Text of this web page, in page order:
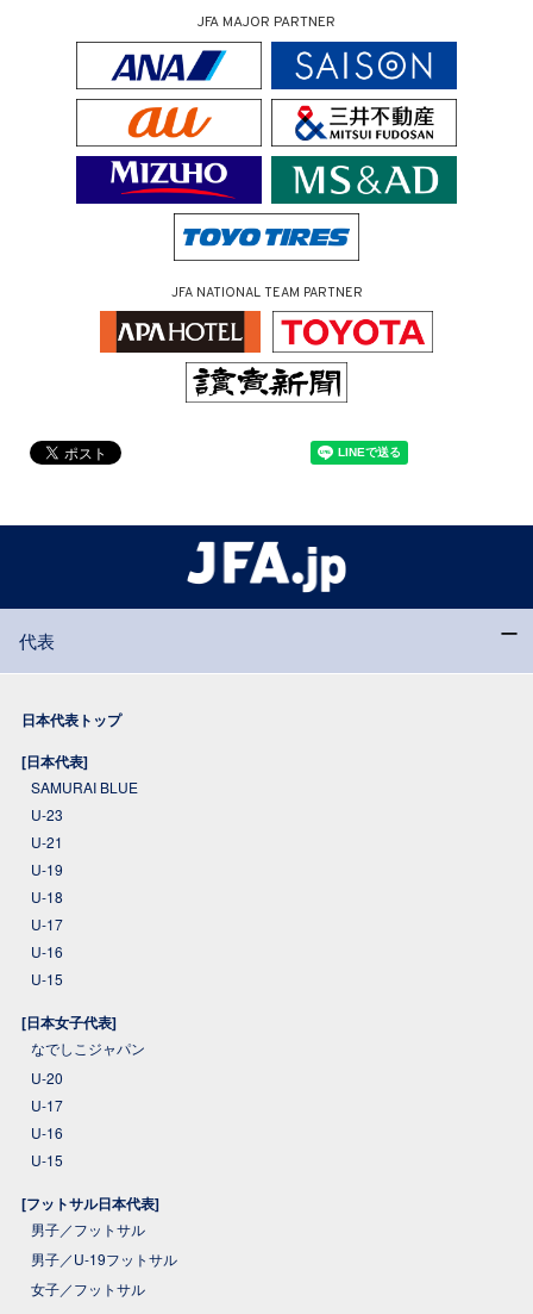
JFA MAJOR PARTNER
JFA NATIONAL TEAM PARTNER
代表
日本代表トップ
[日本代表]
SAMURAI BLUE
U-23
U-21
U-19
U-18
U-17
U-16
U-15
[日本女子代表]
なでしこジャパン
U-20
U-17
U-16
U-15
[フットサル日本代表]
男子／フットサル
男子／U-19フットサル
女子／フットサル